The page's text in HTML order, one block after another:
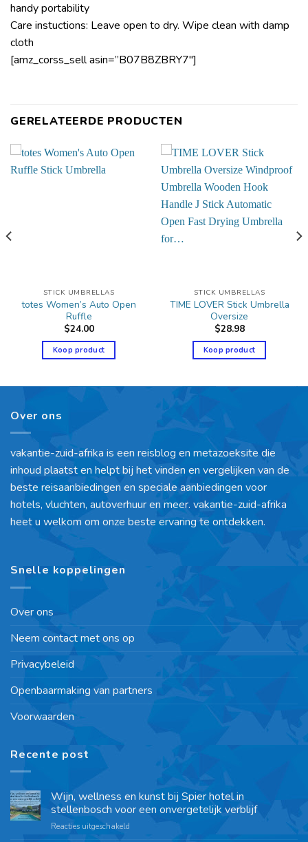
handy portability
Care instuctions: Leave open to dry. Wipe clean with damp
cloth
[amz_corss_sell asin=”B07B8ZBRY7″]
GERELATEERDE PRODUCTEN
STICK UMBRELLAS
totes Women’s Auto Open
Ruffle
$24.00
Koop product
STICK UMBRELLAS
TIME LOVER Stick Umbrella
Oversize
$28.98
Koop product
Over ons
vakantie-zuid-afrika is een reisblog en metazoeksite die
inhoud plaatst en helpt bij het vinden en vergelijken van de
beste reisaanbiedingen en speciale aanbiedingen voor
hotels, vluchten, autoverhuur en meer. vakantie-zuid-afrika
heet u welkom om onze beste ervaring te ontdekken.
Snelle koppelingen
Over ons
Neem contact met ons op
Privacybeleid
Openbaarmaking van partners
Voorwaarden
Recente post
Wijn, wellness en kunst bij Spier hotel in
stellenbosch voor een onvergetelijk verblijf
Reacties uitgeschakeld